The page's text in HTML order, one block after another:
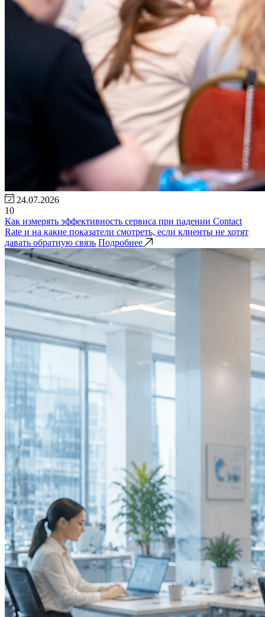
24.07.2026
10
Как измерять эффективность сервиса при падении Contact
Rate и на какие показатели смотреть, если клиенты не хотят
давать обратную связь Подробнее